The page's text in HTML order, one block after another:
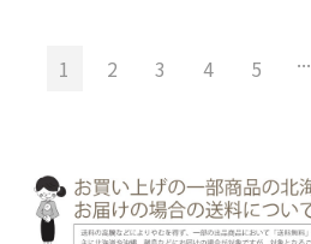
1 2 3 4 5 ...